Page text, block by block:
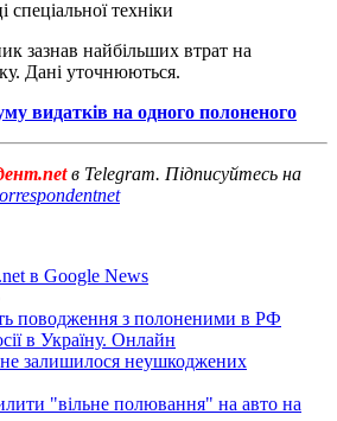
техніки
зазнав найбільших втрат на
Дані уточнюються.
видатків на одного полоненого
в Telegram. Підписуйтесь на
в Google News
поводження з полоненими в РФ
в Україну. Онлайн
залишилося неушкоджених
"вільне полювання" на авто на